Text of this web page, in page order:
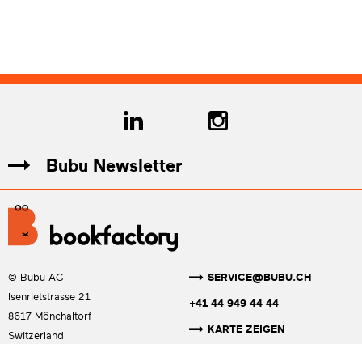
Bubu Newsletter
© Bubu AG
Isenrietstrasse 21
8617 Mönchaltorf
Switzerland
SERVICE@BUBU.CH
+41 44 949 44 44
KARTE ZEIGEN